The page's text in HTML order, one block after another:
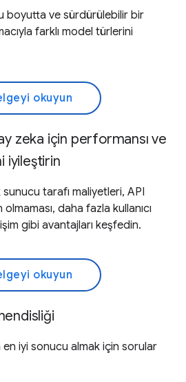
boyutta ve sürdürülebilir bir
farklı model türlerini
okuyun
zeka için performansı ve
iyileştirin
tarafı maliyetleri, API
daha fazla kullanıcı
gibi avantajları keşfedin.
okuyun
iyi sonucu almak için sorular